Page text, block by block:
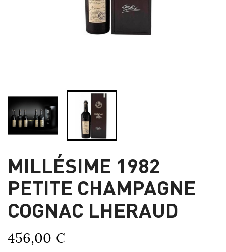
MILLÉSIME 1982
PETITE CHAMPAGNE
COGNAC LHERAUD
456,00 €